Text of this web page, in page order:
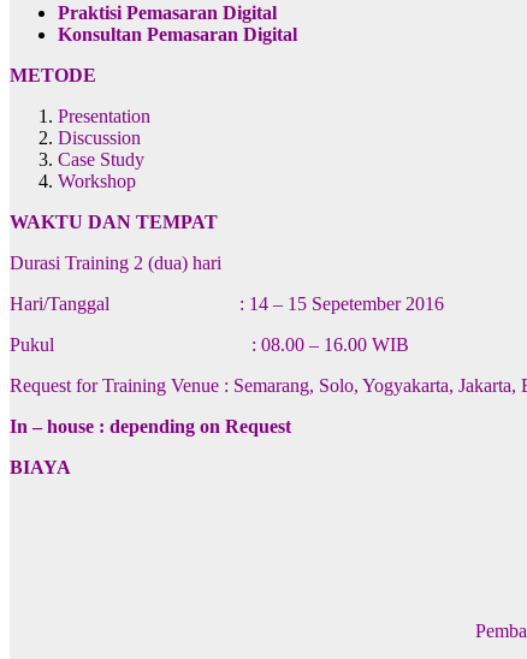
Praktisi Pemasaran Digital
Konsultan Pemasaran Digital
METODE
Presentation
Discussion
Case Study
Workshop
WAKTU DAN TEMPAT
Durasi Training 2 (dua) hari
Hari/Tanggal : 14 – 15 Sepetember 2016
Pukul : 08.00 – 16.00 WIB
Request for Training Venue : Semarang, Solo, Yogyakarta,
In – house : depending on Request
BIAYA